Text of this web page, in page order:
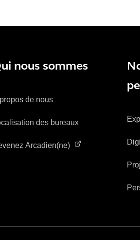
nous sommes
de nous
des bureaux
Arcadien(ne)